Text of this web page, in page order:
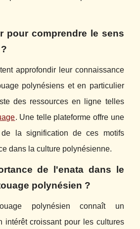
pour comprendre le sens
approfondir leur connaissance
polynésiens et en particulier
des ressources en ligne telles
. Une telle plateforme offre une
de la signification de ces motifs
dans la culture polynésienne.
de l'enata dans le
polynésien ?
polynésien connaît un
intérêt croissant pour les cultures